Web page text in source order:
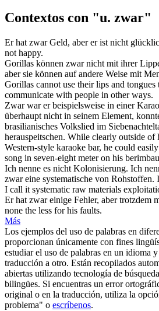
Contextos con "u. zwar"
Er hat zwarGeld, aber er ist nicht
not happy.
Gorillas können zwarnicht mit ihrer
aber sie können auf andere Weise mit
Gorillas cannot use their lips and tongues
communicate with people in other ways.
Zwarwar er beispielsweise in einer
überhaupt nicht in seinem Element,
brasilianisches Volkslied im
herauspeitschen. While clearly outside of
Western-style karaoke bar, he could
song in seven-eight meter on his
Ich nenne es nicht Kolonisierung. Ich
zwareine systematische von Rohstoffen.
I call it systematic raw materials
Er hat zwareinige Fehler, aber trotzdem
none the less for his faults.
Más
Los ejemplos del uso de palabras en
proporcionan únicamente con fines
estudiar el uso de palabras en un idioma
traducción a otro. Están recopilados
abiertas utilizando tecnología de
bilingües. Si encuentras un error
original o en la traducción, utiliza la
problema" o escríbenos.